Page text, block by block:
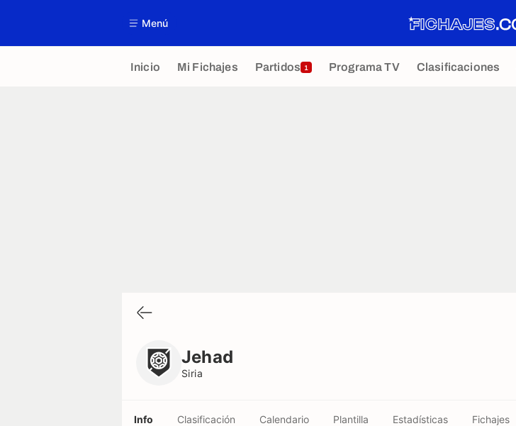
Menú
Inicio Mi Fichajes Partidos 1 Programa TV Clasificaciones
Jehad
Siria
Info Clasificación Calendario Plantilla Estadísticas Fichajes